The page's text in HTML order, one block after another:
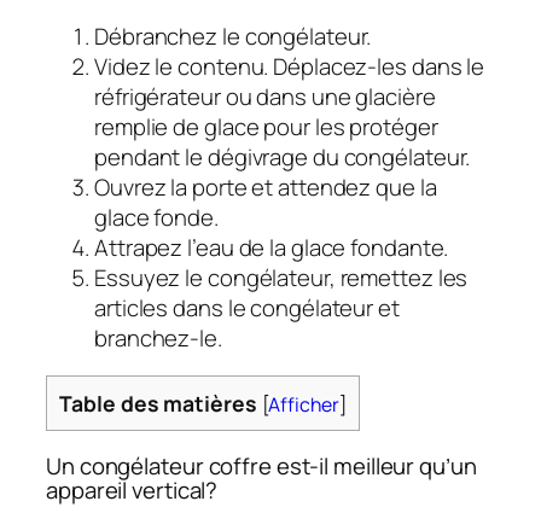
Débranchez le congélateur.
Videz le contenu. Déplacez-les dans le
réfrigérateur ou dans une glacière
remplie de glace pour les protéger
pendant le dégivrage du congélateur.
Ouvrez la porte et attendez que la
glace fonde.
Attrapez l’eau de la glace fondante.
Essuyez le congélateur, remettez les
articles dans le congélateur et
branchez-le.
Table des matières [Afficher]
Un congélateur coffre est-il meilleur qu’un
appareil vertical?